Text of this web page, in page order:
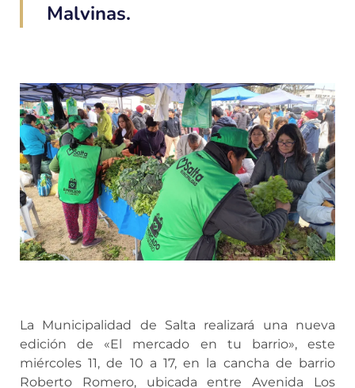
Malvinas.
La Municipalidad de Salta realizará una nueva
edición de «El mercado en tu barrio», este
miércoles 11, de 10 a 17, en la cancha de barrio
Roberto Romero, ubicada entre Avenida Los